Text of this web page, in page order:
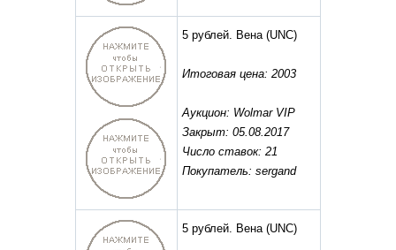
5 рублей. Вена(UNC)
Итоговая цена: 2003
Аукцион: Wolmar VIP
Закрыт: 05.08.2017
Число ставок: 21
Покупатель: sergand
5 рублей. Вена(UNC)